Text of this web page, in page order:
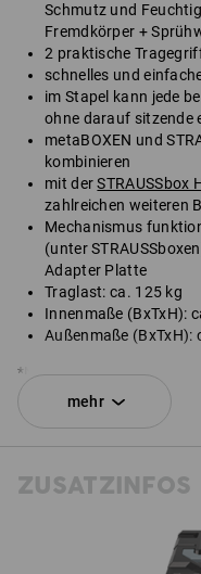
Schmutz und
Fremdkörper +
2 praktische
schnelles und
im Stapel kann jede
ohne darauf sitzende
metaBOXEN und
kombinieren
mit derSTRAUSSbox
zahlreichen weiteren
Mechanismus
(unter
Adapter Platte
Traglast: ca. 125 kg
Innenmaße (BxTxH):
Außenmaße (BxTxH):
*Nicht im Lieferumfang
Lieferung ohne Inhalt.
mehr
ZUSATZINFOS